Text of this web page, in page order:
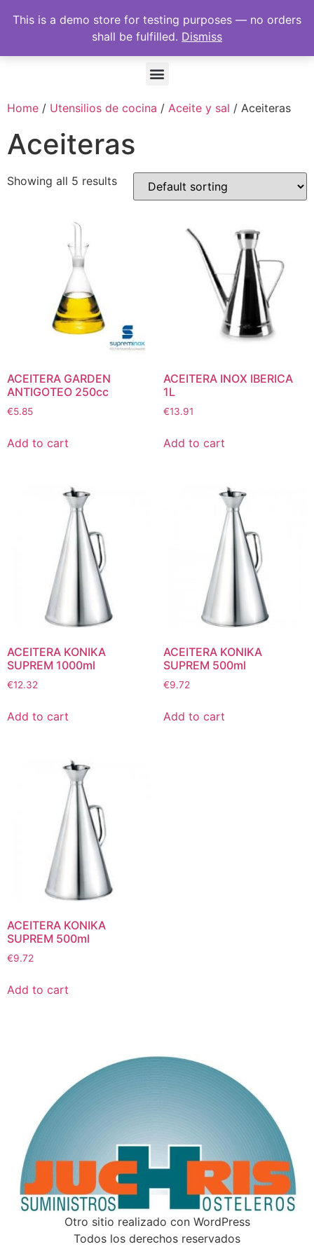
Home / Utensilios de cocina / Aceite y sal / Aceiteras
Aceiteras
Showing all 5 results
ACEITERA GARDEN
ANTIGOTEO 250cc
€5.85
Add to cart
ACEITERA INOX IBERICA
1L
€13.91
Add to cart
ACEITERA KONIKA
SUPREM 1000ml
€12.32
Add to cart
ACEITERA KONIKA
SUPREM 500ml
€9.72
Add to cart
ACEITERA KONIKA
SUPREM 500ml
€9.72
Add to cart
Otro sitio realizado con WordPress
Todos los derechos reservados
This is a demo store for testing purposes — no orders
shall be fulfilled. Dismiss